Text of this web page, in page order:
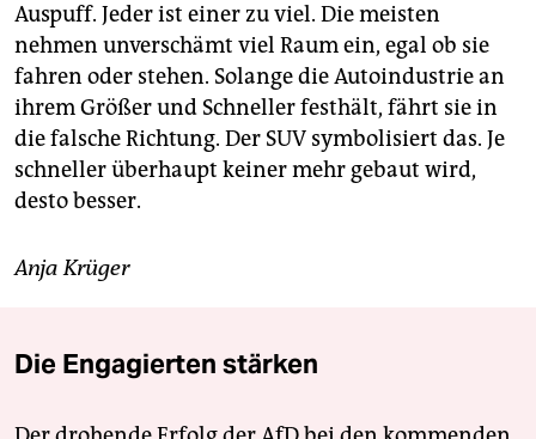
Auspuff. Jeder ist einer zu viel. Die meisten
nehmen unverschämt viel Raum ein, egal ob sie
fahren oder stehen. Solange die Autoindustrie an
ihrem Größer und Schneller festhält, fährt sie in
die falsche ­Richtung. Der SUV symbolisiert das. Je
schneller überhaupt keiner mehr gebaut wird,
desto besser.
Anja Krüger
Die Engagierten stärken